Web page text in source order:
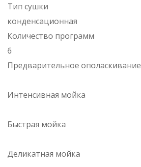
Тип сушки
конденсационная
Количество программ
6
Предварительное ополаскивание
Интенсивная мойка
Быстрая мойка
Деликатная мойка